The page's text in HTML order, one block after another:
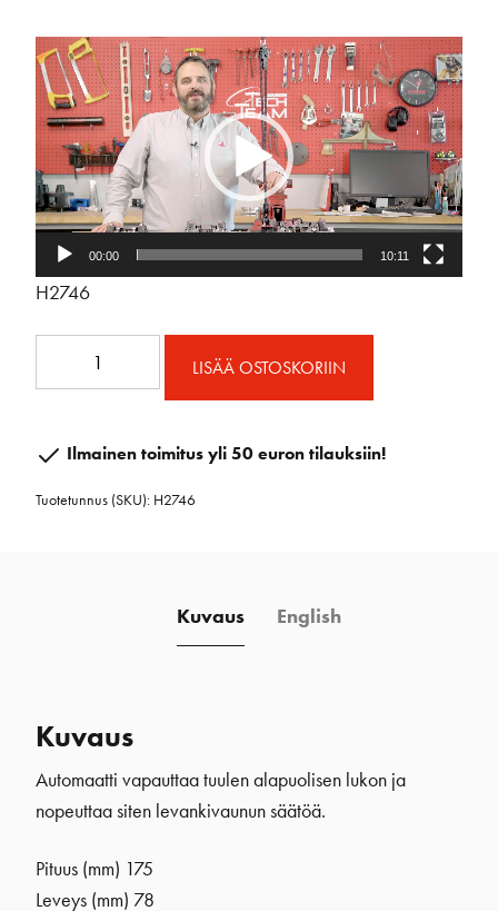
Videotoistin
00:00 10:11
H2746
automaattivaunu
LISÄÄ OSTOSKORIIN
Ilmainen toimitus yli 50 euron tilauksiin!
Tuotetunnus (SKU): H2746
Kuvaus English
Kuvaus
Automaatti vapauttaa tuulen alapuolisen lukon ja
nopeuttaa siten levankivaunun säätöä.
Pituus (mm) 175
Leveys (mm) 78